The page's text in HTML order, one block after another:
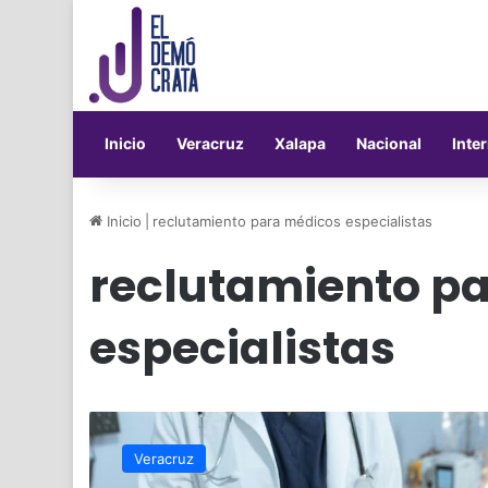
Inicio Veracruz Xalapa Nacional
Inicio reclutamiento para médicos especialistas
reclutamiento
especialistas
Habrá
jornada
de
Veracruz